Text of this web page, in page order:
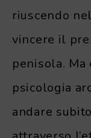
riuscendo
vincere il
penisola.
psicologia
andare